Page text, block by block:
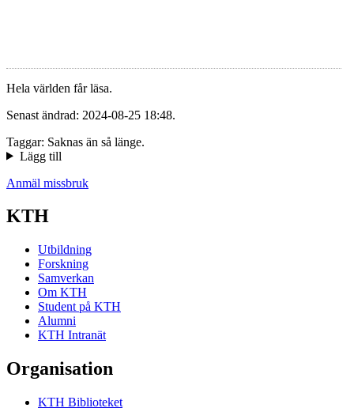
Hela världen får läsa.
Senast ändrad: 2024-08-25 18:48.
Taggar: Saknas än så länge.
Lägg till
Anmäl missbruk
KTH
Utbildning
Forskning
Samverkan
Om KTH
Student på KTH
Alumni
KTH Intranät
Organisation
KTH Biblioteket